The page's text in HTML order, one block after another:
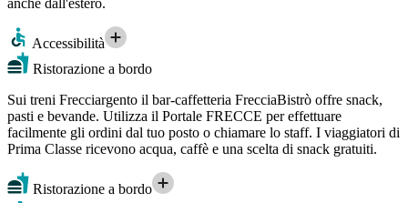
anche dall'estero.
Accessibilità
Ristorazione a bordo
Sui treni Frecciargento il bar-caffetteria FrecciaBistrò offre snack,
pasti e bevande. Utilizza il Portale FRECCE per effettuare
facilmente gli ordini dal tuo posto o chiamare lo staff. I viaggiatori di
Prima Classe ricevono acqua, caffè e una scelta di snack gratuiti.
Ristorazione a bordo